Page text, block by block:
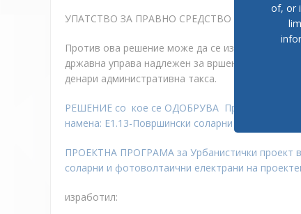
УПАТСТВО ЗА ПРАВНО СРЕДСТВО
Против ова решение може да се изјави жалба
државна управа надлежен за вршење на
денари административна такса.
РЕШЕНИЕ со кое се ОДОБРУВА Проектна
намена: Е1.13-Површински соларни и
ПРОЕКТНА ПРОГРАМА за Урбанистички проект
соларни и фотоволтаични електрани на
изработил:
of, or